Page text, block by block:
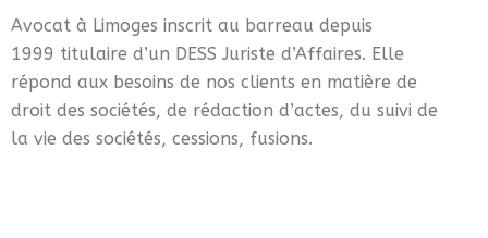
Avocat à Limoges inscrit au barreau depuis
1999 titulaire d’un DESS Juriste d’Affaires. Elle
répond aux besoins de nos clients en matière de
droit des sociétés, de rédaction d’actes, du suivi de
la vie des sociétés, cessions, fusions.